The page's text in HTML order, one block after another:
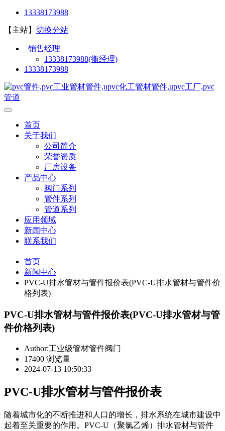
13338173988
【主站】 切换分站
销售经理
13338173988(衡经理)
13338173988
首页
关于我们
公司简介
荣誉资质
厂房设备
产品中心
阀门系列
管件系列
管道系列
应用领域
新闻中心
联系我们
首页
新闻中心
PVC-U排水管材与管件报价表(PVC-U排水管材与管件价
格列表)
PVC-U排水管材与管件报价表(PVC-U排水管材与管
件价格列表)
Author:工业级管材管件阀门
17400 浏览量
2024-07-13 10:50:33
PVC-U排水管材与管件报价表
随着城市化的不断推进和人口的增长，排水系统在城市建设中
起着至关重要的作用。PVC-U（聚氯乙烯）排水管材与管件